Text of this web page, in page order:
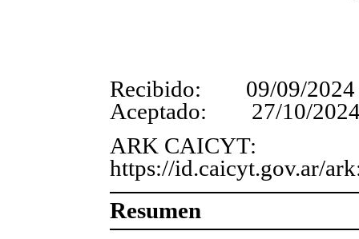
Recibido: 09/09/2024
Aceptado: 27/10/
ARK CAICYT:
https://id.caicyt.gov.ar/
Resumen